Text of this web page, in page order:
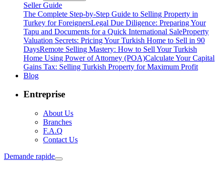
Seller Guide
The Complete Step-by-Step Guide to Selling Property in
Turkey for ForeignersLegal Due Diligence: Preparing Your
Tapu and Documents for a Quick International SaleProperty
Valuation Secrets: Pricing Your Turkish Home to Sell in 90
DaysRemote Selling Mastery: How to Sell Your Turkish
Home Using Power of Attorney (POA)Calculate Your Capital
Gains Tax: Selling Turkish Property for Maximum Profit
Blog
Entreprise
About Us
Branches
F.A.Q
Contact Us
Demande rapide